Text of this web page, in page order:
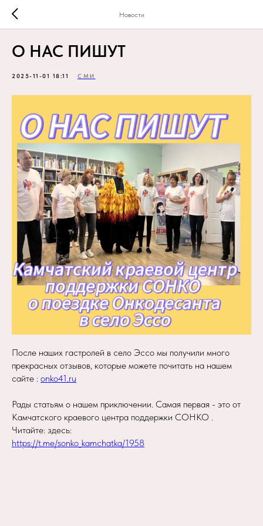
Новости
О НАС ПИШУТ
2025-11-01 18:11 СМИ
После наших гастролей в село Эссо мы получили много
прекрасных отзывов, которые можете почитать на нашем
сайте : onko41.ru
Рады статьям о нашем приключении. Самая первая - это от
Камчатского краевого центра поддержки СОНКО .
Читайте: здесь:
https://t.me/sonko_kamchatka/1958